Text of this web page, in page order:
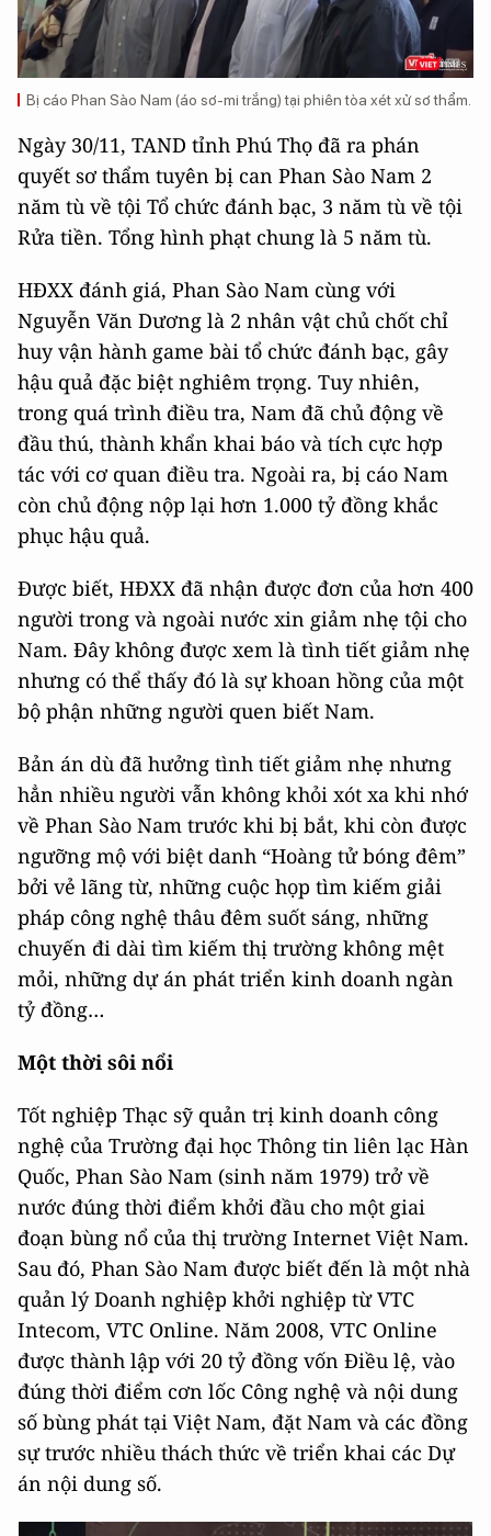
Bị cáo Phan Sào Nam (áo sơ-mi trắng) tại phiên tòa xét xử sơ thẩm.
Ngày 30/11, TAND tỉnh Phú Thọ đã ra phán
quyết sơ thẩm tuyên bị can Phan Sào Nam 2
năm tù về tội Tổ chức đánh bạc, 3 năm tù về tội
Rửa tiền. Tổng hình phạt chung là 5 năm tù.
HĐXX đánh giá, Phan Sào Nam cùng với
Nguyễn Văn Dương là 2 nhân vật chủ chốt chỉ
huy vận hành game bài tổ chức đánh bạc, gây
hậu quả đặc biệt nghiêm trọng. Tuy nhiên,
trong quá trình điều tra, Nam đã chủ động về
đầu thú, thành khẩn khai báo và tích cực hợp
tác với cơ quan điều tra. Ngoài ra, bị cáo Nam
còn chủ động nộp lại hơn 1.000 tỷ đồng khắc
phục hậu quả.
Được biết, HĐXX đã nhận được đơn của hơn 400
người trong và ngoài nước xin giảm nhẹ tội cho
Nam. Đây không được xem là tình tiết giảm nhẹ
nhưng có thể thấy đó là sự khoan hồng của một
bộ phận những người quen biết Nam.
Bản án dù đã hưởng tình tiết giảm nhẹ nhưng
hẳn nhiều người vẫn không khỏi xót xa khi nhớ
về Phan Sào Nam trước khi bị bắt, khi còn được
ngưỡng mộ với biệt danh “Hoàng tử bóng đêm”
bởi vẻ lãng từ, những cuộc họp tìm kiếm giải
pháp công nghệ thâu đêm suốt sáng, những
chuyến đi dài tìm kiếm thị trường không mệt
mỏi, những dự án phát triển kinh doanh ngàn
tỷ đồng…
Một thời sôi nổi
Tốt nghiệp Thạc sỹ quản trị kinh doanh công
nghệ của Trường đại học Thông tin liên lạc Hàn
Quốc, Phan Sào Nam (sinh năm 1979) trở về
nước đúng thời điểm khởi đầu cho một giai
đoạn bùng nổ của thị trường Internet Việt Nam.
Sau đó, Phan Sào Nam được biết đến là một nhà
quản lý Doanh nghiệp khởi nghiệp từ VTC
Intecom, VTC Online. Năm 2008, VTC Online
được thành lập với 20 tỷ đồng vốn Điều lệ, vào
đúng thời điểm cơn lốc Công nghệ và nội dung
số bùng phát tại Việt Nam, đặt Nam và các đồng
sự trước nhiều thách thức về triển khai các Dự
án nội dung số.